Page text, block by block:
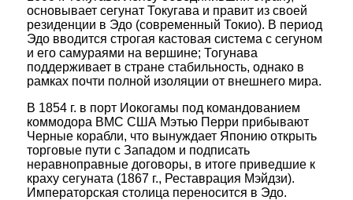
основывает сегунат Токугава и правит из своей
резиденции в Эдо (современный Токио). В период
Эдо вводится строгая кастовая система с сегуном
и его самураями на вершине; Тогунава
поддерживает в стране стабильность, однако в
рамках почти полной изоляции от внешнего мира.
В 1854 г. в порт Иокогамы под командованием
коммодора ВМС США Мэтью Перри прибывают
Черные корабли, что вынуждает Японию открыть
торговые пути с Западом и подписать
неравноправные договоры, в итоге приведшие к
краху сегуната (1867 г., Реставрация Мэйдзи).
Императорская столица переносится в Эдо.